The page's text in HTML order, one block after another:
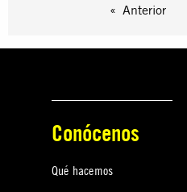
Anterior
Conócenos
Qué hacemos